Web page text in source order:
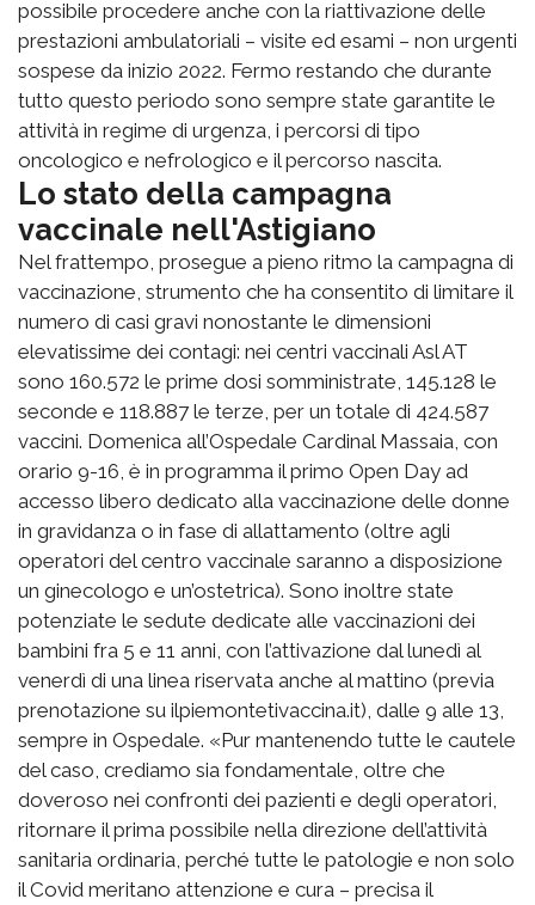
possibile procedere anche con la riattivazione delle
prestazioni ambulatoriali – visite ed esami – non urgenti
sospese da inizio 2022. Fermo restando che durante
tutto questo periodo sono sempre state garantite le
attività in regime di urgenza, i percorsi di tipo
oncologico e nefrologico e il percorso nascita.
Lo stato della campagna
vaccinale nell'Astigiano
Nel frattempo, prosegue a pieno ritmo la campagna di
vaccinazione, strumento che ha consentito di limitare il
numero di casi gravi nonostante le dimensioni
elevatissime dei contagi: nei centri vaccinali Asl AT
sono 160.572 le prime dosi somministrate, 145.128 le
seconde e 118.887 le terze, per un totale di 424.587
vaccini. Domenica all’Ospedale Cardinal Massaia, con
orario 9-16, è in programma il primo Open Day ad
accesso libero dedicato alla vaccinazione delle donne
in gravidanza o in fase di allattamento (oltre agli
operatori del centro vaccinale saranno a disposizione
un ginecologo e un’ostetrica). Sono inoltre state
potenziate le sedute dedicate alle vaccinazioni dei
bambini fra 5 e 11 anni, con l’attivazione dal lunedì al
venerdì di una linea riservata anche al mattino (previa
prenotazione su ilpiemontetivaccina.it), dalle 9 alle 13,
sempre in Ospedale. «Pur mantenendo tutte le cautele
del caso, crediamo sia fondamentale, oltre che
doveroso nei confronti dei pazienti e degli operatori,
ritornare il prima possibile nella direzione dell’attività
sanitaria ordinaria, perché tutte le patologie e non solo
il Covid meritano attenzione e cura – precisa il